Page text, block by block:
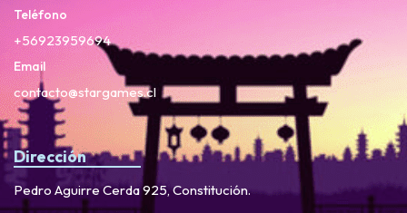
Teléfono
+56923959694
Email
contacto@stargames.cl
Dirección
Pedro Aguirre Cerda 925, Constitución.